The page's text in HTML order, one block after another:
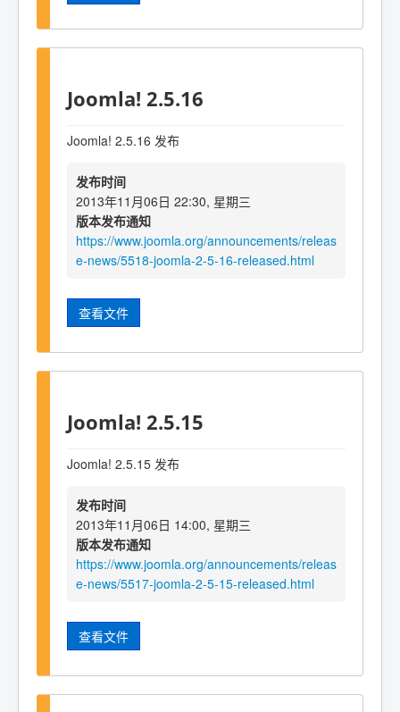
Joomla! 2.5.16
Joomla! 2.5.16 发布
发布时间
2013年11月06日 22:30, 星期三
版本发布通知
https://www.joomla.org/announcements/releas
e-news/5518-joomla-2-5-16-released.html
查看文件
Joomla! 2.5.15
Joomla! 2.5.15 发布
发布时间
2013年11月06日 14:00, 星期三
版本发布通知
https://www.joomla.org/announcements/releas
e-news/5517-joomla-2-5-15-released.html
查看文件